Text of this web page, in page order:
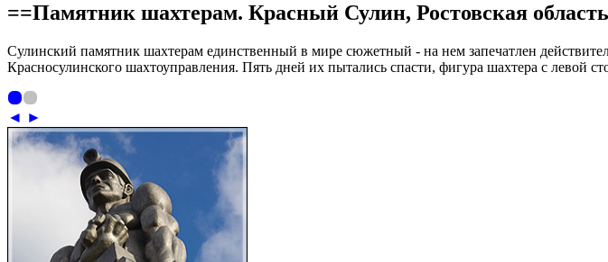
==Памятник шахтерам. Красный Сулин, Ростовская область
Сулинский памятник шахтерам единственный в мире сюжетный - на нем запечатлен
Красносулинского шахтоуправления. Пять дней их пытались спасти, фигура шахтера с левой
◄ ►